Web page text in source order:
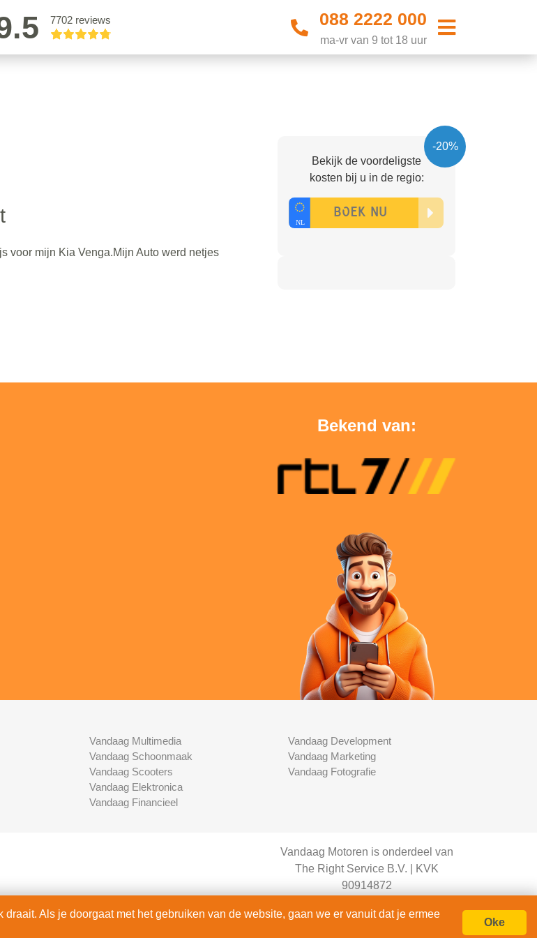
7702 reviews 088 2222 000
ma-vr van 9 tot 18 uur
voor mijn Kia Venga.Mijn Auto werd netjes
-20%
Bekijk de voordeligste
kosten bij u in de regio:
Bekend van:
Vandaag Multimedia
Vandaag Schoonmaak
Vandaag Scooters
Vandaag Elektronica
Vandaag Financieel
Vandaag Development
Vandaag Marketing
Vandaag Fotografie
Vandaag Motoren is onderdeel van
The Right Service B.V. | KVK
90914872
alle rechten voorbehouden.
Als je doorgaat met het gebruiken van de website, gaan we er vanuit dat je ermee
Oke